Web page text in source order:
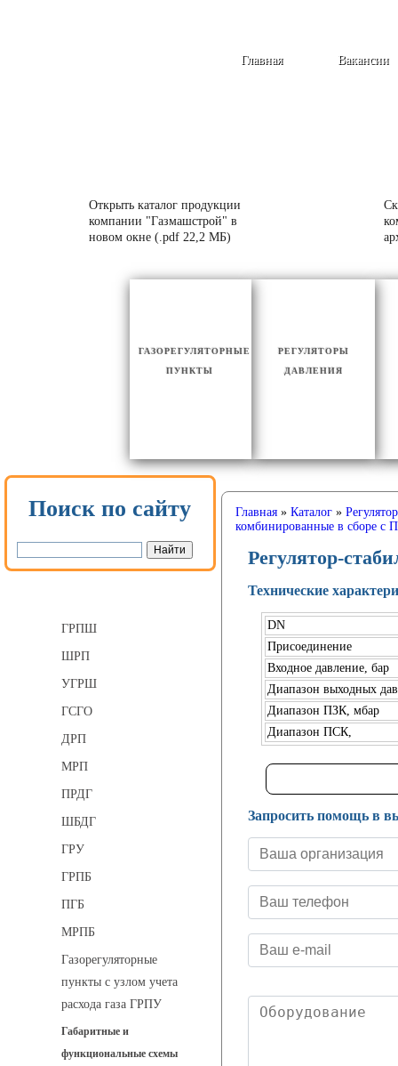
Вакансии
Главная
Открыть каталог продукции
компании "Газмашстрой" в
новом окне (.pdf 22,2 МБ)
РЕГУЛЯТОРЫ
ДАВЛЕНИЯ
ГАЗОРЕГУЛЯТОРНЫЕ
ПУНКТЫ
Поиск по сайту
ГРПШ
ШРП
УГРШ
ГСГО
ДРП
МРП
ПРДГ
ШБДГ
ГРУ
ГРПБ
ПГБ
МРПБ
Газорегуляторные
пункты с узлом учета
расхода газа ГРПУ
Габаритные и
функциональные схемы
Главная» Каталог»
комбинированные в сборе с
Регулятор-
Технические
DN
Присоединение
Входное давление, бар
Диапазон выходных
Диапазон ПЗК, мбар
Диапазон ПСК,
Запросить помощь в